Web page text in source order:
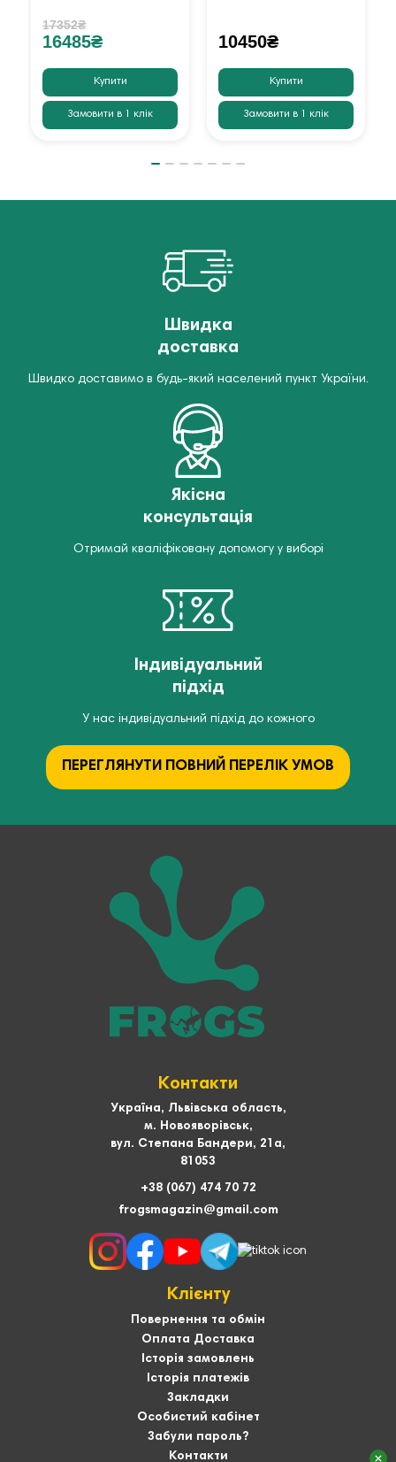
17352₴
16485₴
Купити
Замовити в 1 клік
10450₴
Купити
Замовити в 1 клік
Швидка
доставка
Швидко доставимо в будь-який населений пункт України.
Якісна
консультація
Отримай кваліфіковану допомогу у виборі
Індивідуальний
підхід
У нас індивідуальний підхід до кожного
ПЕРЕГЛЯНУТИ ПОВНИЙ ПЕРЕЛІК УМОВ
Контакти
Україна, Львівська область,
м. Новояворівськ,
вул. Степана Бандери, 21а,
81053
+38 (067) 474 70 72
frogsmagazin@gmail.com
Клієнту
Повернення та обмін
Оплата Доставка
Історія замовлень
Історія платежів
Закладки
Особистий кабінет
Забули пароль?
Контакти